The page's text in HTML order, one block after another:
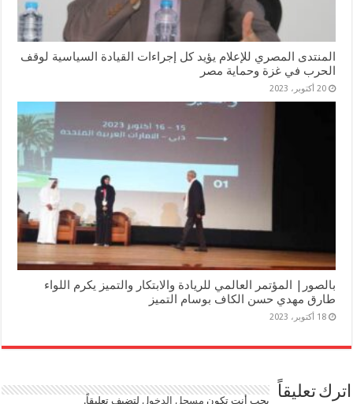
المنتدى المصري للإعلام يؤيد كل إجراءات القيادة السياسية لوقف
الحرب في غزة وحماية مصر
20 أكتوبر، 2023
بالصور| المؤتمر العالمي للريادة والابتكار والتميز يكرم اللواء
طارق مهدي حسن الكاف بوسام التميز
18 أكتوبر، 2023
اترك تعليقاً يجب أنت تكون مسجل الدخوللتضيف تعليقاً.